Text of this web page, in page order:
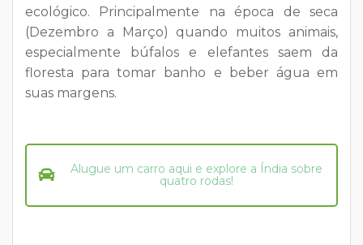
ecológico. Principalmente na época de seca
(Dezembro a Março) quando muitos animais,
especialmente búfalos e elefantes saem da
floresta para tomar banho e beber água em
suas margens.
Alugue um carro aqui e explore a Índia sobre
quatro rodas!